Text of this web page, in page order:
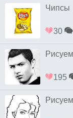
Чипсы
30
195